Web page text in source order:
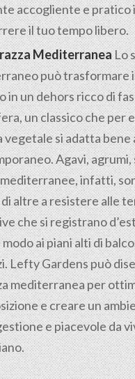
accogliente e pratico
il tuo tempo libero.
MediterraneaLo
può trasformare
in un dehors ricco di
un classico che per
si adatta bene
Agavi,
infatti,
altre a resistere alle
che si registrano
modo ai piani alti di
Lefty Gardens può
mediterranea per
e creare un
e piacevole da